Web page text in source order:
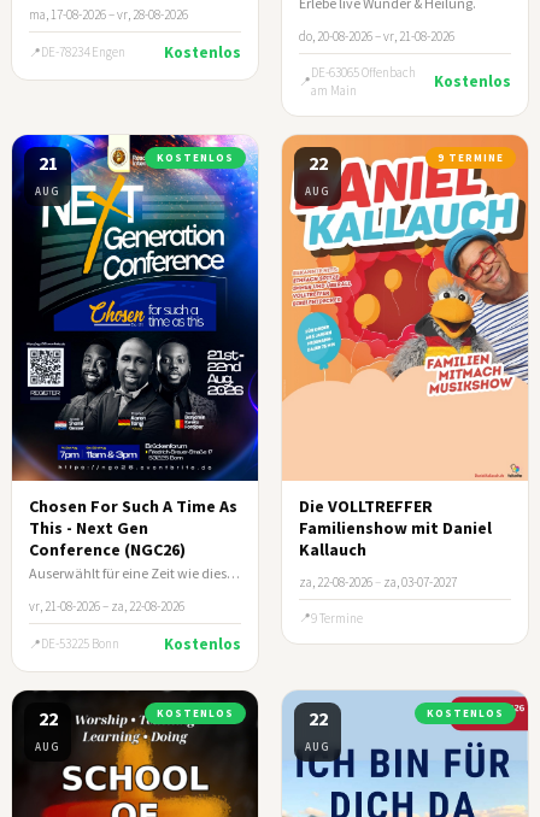
ma, 17-08-2026 – vr, 28-08-2026
DE-78234 Engen Kostenlos
do, 20-08-2026 – vr, 21-08-2026
DE-63065 Offenbach
am Main
Kostenlos
21
AUG
KOSTENLOS
Chosen For Such A Time As
This - Next Gen
Conference (NGC26)
Auserwählt für eine Zeit wie diese (Esth 4:14)
vr, 21-08-2026 – za, 22-08-2026
DE-53225 Bonn Kostenlos
22
AUG
9 TERMINE
Die VOLLTREFFER
Familienshow mit Daniel
Kallauch
za, 22-08-2026 – za, 03-07-2027
9 Termine
22
AUG
KOSTENLOS 22
AUG
KOSTENLOS